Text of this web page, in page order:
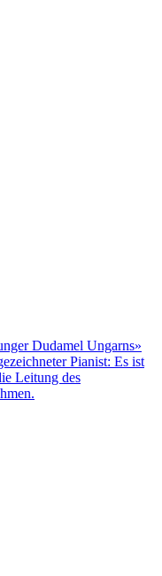
Dudamel Ungarns»
Pianist: Es ist
Leitung des